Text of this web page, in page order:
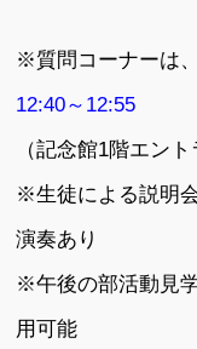
※質問コーナーは、
12:40～12:55
（記念館1階エント
※生徒による説明
演奏あり
※午後の部活動見
用可能